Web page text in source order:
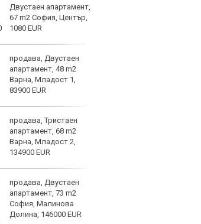
Двустаен апартамент,
67 m2 София, Център,
1080 EUR
продава, Двустаен
апартамент, 48 m2
Варна, Младост 1,
83900 EUR
продава, Тристаен
апартамент, 68 m2
Варна, Младост 2,
134900 EUR
продава, Двустаен
апартамент, 73 m2
София, Малинова
Долина, 146000 EUR